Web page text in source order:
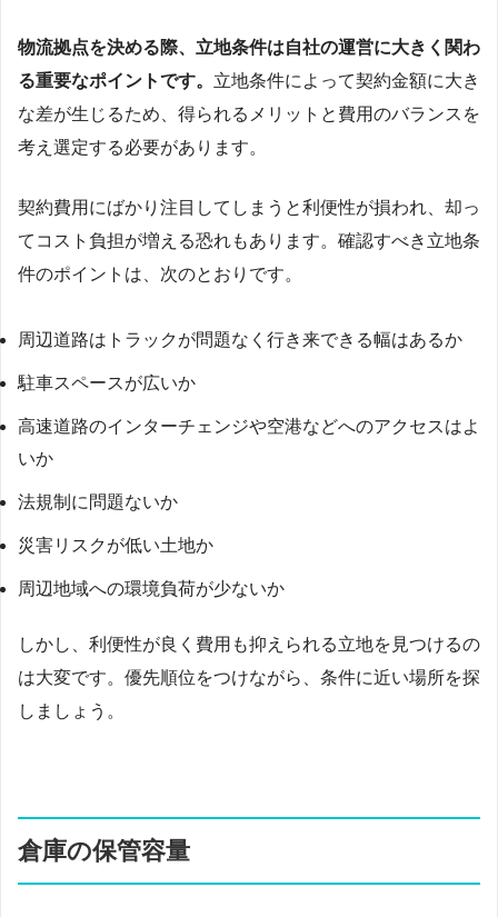
物流拠点を決める際、立地条件は自社の運営に大きく関わ
る重要なポイントです。 立地条件によって契約金額に大き
な差が生じるため、得られるメリットと費用のバランスを
考え選定する必要があります。
契約費用にばかり注目してしまうと利便性が損われ、却っ
てコスト負担が増える恐れもあります。確認すべき立地条
件のポイントは、次のとおりです。
周辺道路はトラックが問題なく行き来できる幅はあるか
駐車スペースが広いか
高速道路のインターチェンジや空港などへのアクセスはよ
いか
法規制に問題ないか
災害リスクが低い土地か
周辺地域への環境負荷が少ないか
しかし、利便性が良く費用も抑えられる立地を見つけるの
は大変です。優先順位をつけながら、条件に近い場所を探
しましょう。
倉庫の保管容量